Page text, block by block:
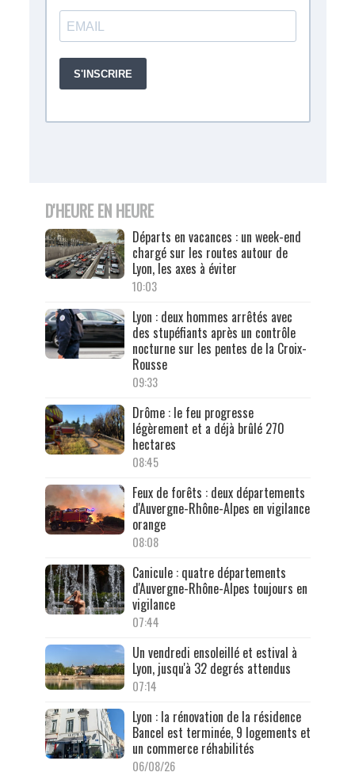
D'HEURE EN HEURE
Départs en vacances : un week-end
chargé sur les routes autour de
Lyon, les axes à éviter
10:03
Lyon : deux hommes arrêtés avec
des stupéfiants après un contrôle
nocturne sur les pentes de la Croix-
Rousse
09:33
Drôme : le feu progresse
légèrement et a déjà brûlé 270
hectares
08:45
Feux de forêts : deux départements
d'Auvergne-Rhône-Alpes en vigilance
orange
08:08
Canicule : quatre départements
d'Auvergne-Rhône-Alpes toujours en
vigilance
07:44
Un vendredi ensoleillé et estival à
Lyon, jusqu'à 32 degrés attendus
07:14
Lyon : la rénovation de la résidence
Bancel est terminée, 9 logements et
un commerce réhabilités
06/08/26